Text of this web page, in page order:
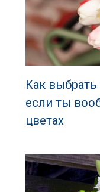
Как
если ты
цветах